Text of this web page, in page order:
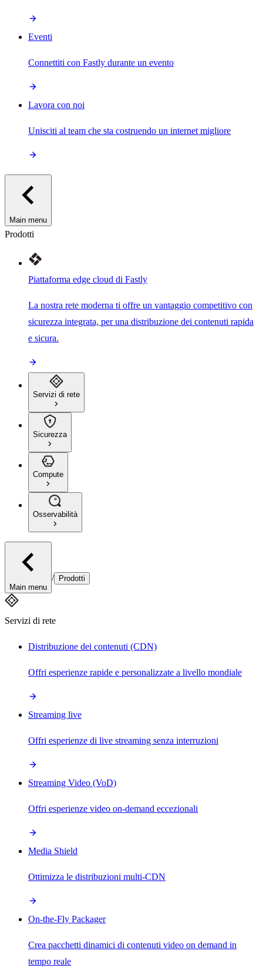
Eventi
Connettiti con Fastly durante un evento
Lavora con noi
Unisciti al team che sta costruendo un internet migliore
Main menu
Prodotti
Piattaforma edge cloud di Fastly
La nostra rete moderna ti offre un vantaggio competitivo con
sicurezza integrata, per una distribuzione dei contenuti rapida
e sicura.
Servizi di rete
Sicurezza
Compute
Osservabilità
Main menu
/ Prodotti
Servizi di rete
Distribuzione dei contenuti (CDN)
Offri esperienze rapide e personalizzate a livello mondiale
Streaming live
Offri esperienze di live streaming senza interruzioni
Streaming Video (VoD)
Offri esperienze video on-demand eccezionali
Media Shield
Ottimizza le distribuzioni multi-CDN
On-the-Fly Packager
Crea pacchetti dinamici di contenuti video on demand in
tempo reale